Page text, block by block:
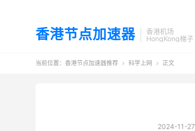
香港节点加速器
香港机场
HongKong梯子
当前位置： 香港节点加速器推荐  科学上网  正文
2024-11-27